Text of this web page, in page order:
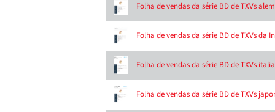
Folha de vendas da série BD de TXVs
Folha de vendas da série BD de TXVs da
Folha de vendas da série BD de TXVs
Folha de vendas da série BD de TXVs